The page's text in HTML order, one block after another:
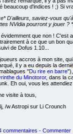
beaucoup d'indices ! ;) Si
D'ailleurs, saviez-vous
NVidia pourront y jouer ?
évidemment que non ! C'est
à ce que un bon
de Dofus 1.10...
accros à mon site,
il y a eu depuis la
"Du rire en barre
du Minotoror, dans la
Eh oui, vous les
visite à tous,
/w Astropi sur Li Crounch
commentaires - Commenter